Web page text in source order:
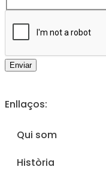
Enviar
Enllaços:
Qui som
Història